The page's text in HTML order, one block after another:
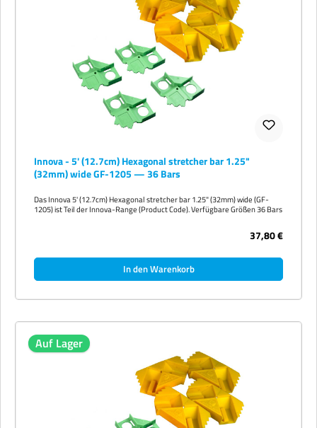
Innova - 5' (12.7cm) Hexagonal stretcher bar 1.25"
(32mm) wide GF-1205 — 36 Bars
Das Innova 5' (12.7cm) Hexagonal stretcher bar 1.25" (32mm) wide (GF-
1205) ist Teil der Innova-Range (Product Code). Verfügbare Größen 36 Bars
37,80 €
In den Warenkorb
Auf Lager